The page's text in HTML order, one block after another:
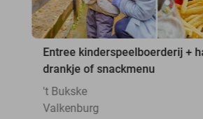
Entree kinderspeelboerderij +
drankje of snackmenu
't Bukske
Valkenburg